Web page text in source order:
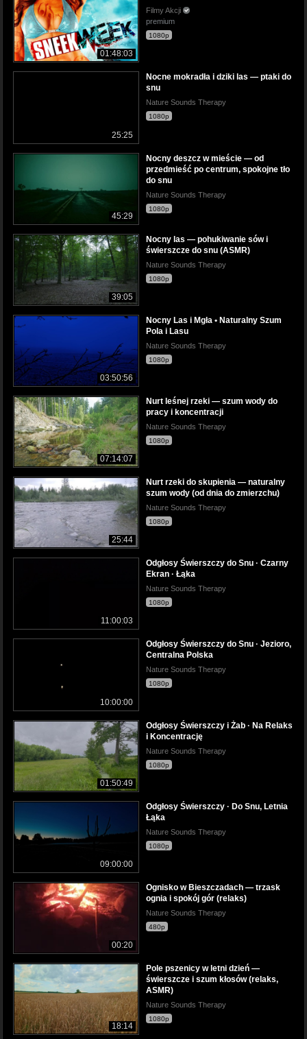
01:48:03
Filmy Akcji
premium
1080p
25:25
Nocne mokradła i dziki las — ptaki do
snu
Nature Sounds Therapy
1080p
45:29
Nocny deszcz w mieście — od
przedmieść po centrum, spokojne tło
do snu
Nature Sounds Therapy
1080p
39:05
Nocny las — pohukiwanie sów i
świerszcze do snu (ASMR)
Nature Sounds Therapy
1080p
03:50:56
Nocny Las i Mgła • Naturalny Szum
Pola i Lasu
Nature Sounds Therapy
1080p
07:14:07
Nurt leśnej rzeki — szum wody do
pracy i koncentracji
Nature Sounds Therapy
1080p
25:44
Nurt rzeki do skupienia — naturalny
szum wody (od dnia do zmierzchu)
Nature Sounds Therapy
1080p
11:00:03
Odgłosy Świerszczy do Snu · Czarny
Ekran · Łąka
Nature Sounds Therapy
1080p
10:00:00
Odgłosy Świerszczy do Snu · Jezioro,
Centralna Polska
Nature Sounds Therapy
1080p
01:50:49
Odgłosy Świerszczy i Żab · Na Relaks
i Koncentrację
Nature Sounds Therapy
1080p
09:00:00
Odgłosy Świerszczy · Do Snu, Letnia
Łąka
Nature Sounds Therapy
1080p
00:20
Ognisko w Bieszczadach — trzask
ognia i spokój gór (relaks)
Nature Sounds Therapy
480p
18:14
Pole pszenicy w letni dzień —
świerszcze i szum kłosów (relaks,
ASMR)
Nature Sounds Therapy
1080p